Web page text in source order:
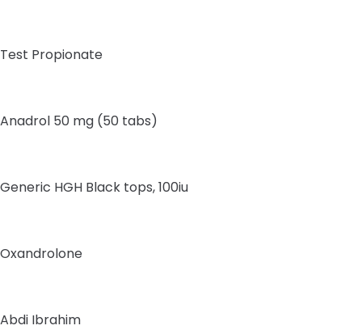
Test Propionate
Anadrol 50 mg (50 tabs)
Generic HGH Black tops, 100iu
Oxandrolone
Abdi Ibrahim